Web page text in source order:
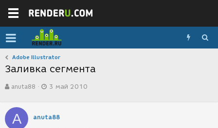
Adobe Illustrator
Заливка сегмента
в
о
р
т
anuta88
а
с
3 май 2010
A anuta88